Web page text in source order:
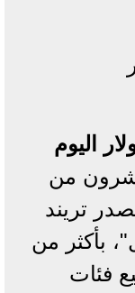
اليوم
من
الجاري 2022، يتصدر تريند
بأكثر من
فئات